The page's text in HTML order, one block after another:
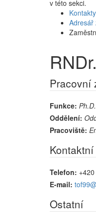
v této sekci.
Kontakty
Adresář
Pracovní
Funkce:
Oddělení:
Pracoviště:
Telefon:
E-mail:
Ostatní